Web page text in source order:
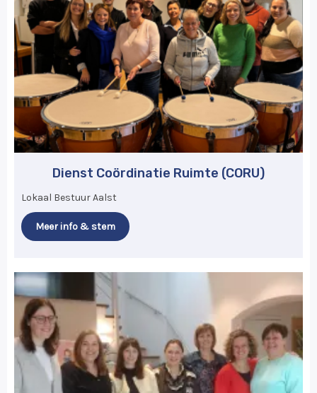
Dienst Coördinatie Ruimte (CORU)
Lokaal Bestuur Aalst
Meer info & stem